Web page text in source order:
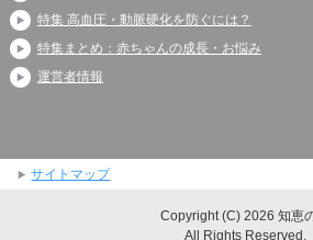
特集 高血圧・動脈硬化を防ぐには？
特集まとめ：赤ちゃんの成長・お悩み
運営者情報
サイトマップ
Copyright (C) 2026 知恵
All Rights Reserved.